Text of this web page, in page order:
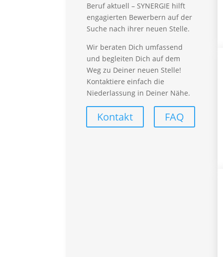
Beruf aktuell – SYNERGIE hilft
engagierten Bewerbern auf der
Suche nach ihrer neuen Stelle.
Wir beraten Dich umfassend
und begleiten Dich auf dem
Weg zu Deiner neuen Stelle!
Kontaktiere einfach die
Niederlassung in Deiner Nähe.
Kontakt FAQ
Für Kunden
Für Kunden – Vorteile
Personalberatung
synergieProxi OnSite
synergieProxi Master
Global Talent Recruitung
Für Mitarbeiter
Vorteile – Für Mitarbeiter